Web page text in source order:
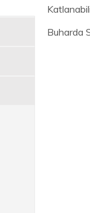
Buharda